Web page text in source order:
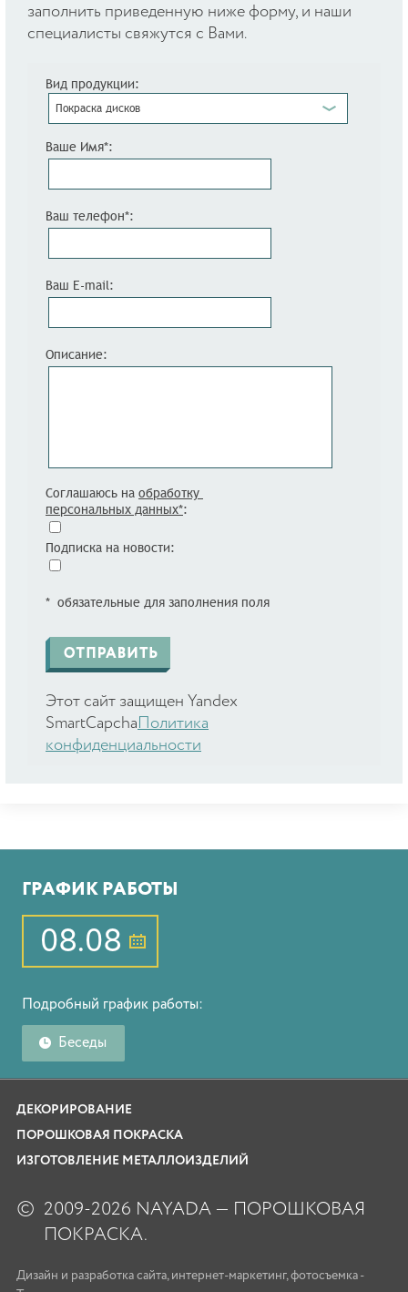
заполнить приведенную ниже форму, и наши
специалисты свяжутся с Вами.
Вид продукции:
Покраска дисков
Ваше Имя*:
Ваш телефон*:
Ваш E-mail:
Описание:
Соглашаюсь на обработку
персональных данных*:
Подписка на новости:
* обязательные для заполнения поля
Этот сайт защищен Yandex
SmartCapcha Политика
конфиденциальности
ГРАФИК РАБОТЫ
08.08
Подробный график работы:
Беседы
ДЕКОРИРОВАНИЕ
ПОРОШКОВАЯ ПОКРАСКА
ИЗГОТОВЛЕНИЕ МЕТАЛЛОИЗДЕЛИЙ
© 2009-2026 NAYADA — ПОРОШКОВАЯ
ПОКРАСКА.
Дизайн и разработка сайта, интернет-маркетинг,фотосъемка -